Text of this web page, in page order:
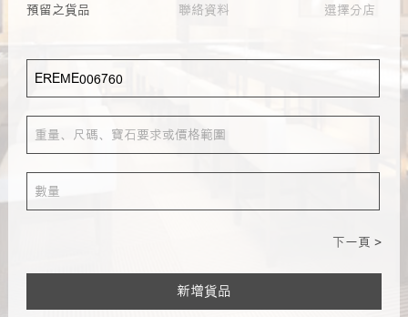
預留之貨品 聯絡資料 選擇分店
下一頁 >
新增貨品